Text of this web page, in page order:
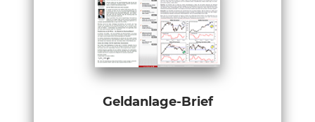
Geldanlage-Brief